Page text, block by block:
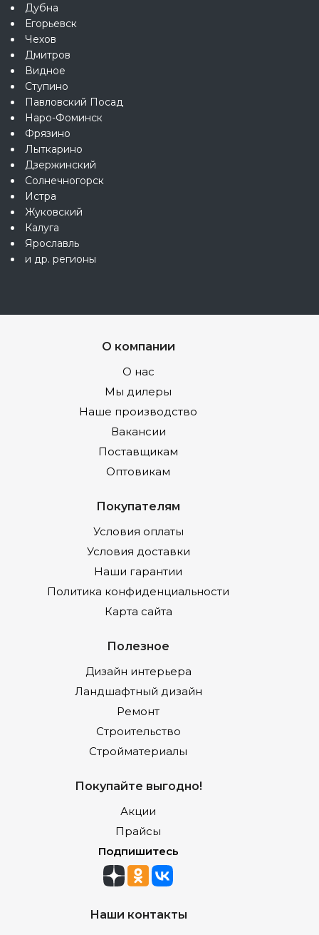
Дубна
Егорьевск
Чехов
Дмитров
Видное
Ступино
Павловский Посад
Наро-Фоминск
Фрязино
Лыткарино
Дзержинский
Солнечногорск
Истра
Жуковский
Калуга
Ярославль
и др. регионы
О компании
О нас
Мы дилеры
Наше производство
Вакансии
Поставщикам
Оптовикам
Покупателям
Условия оплаты
Условия доставки
Наши гарантии
Политика конфиденциальности
Карта сайта
Полезное
Дизайн интерьера
Ландшафтный дизайн
Ремонт
Строительство
Стройматериалы
Покупайте выгодно!
Акции
Прайсы
Подпишитесь
Наши контакты